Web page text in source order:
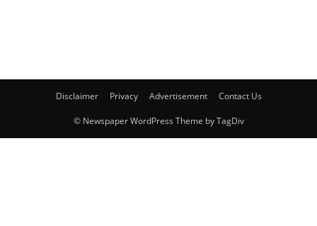
Disclaimer Privacy Advertisement Contact Us
© Newspaper WordPress Theme by TagDiv